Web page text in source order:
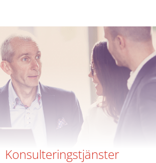
Konsulteringstjänster